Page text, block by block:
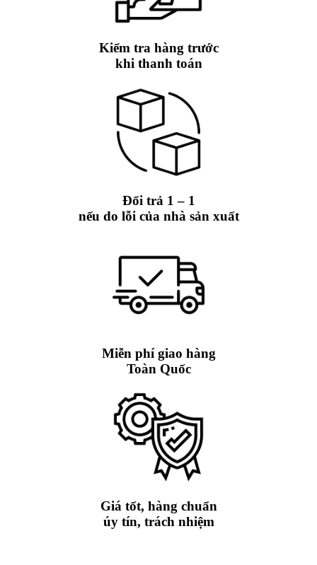
Kiểm tra hàng trước
khi thanh toán
Đổi trả 1 – 1
nếu do lỗi của nhà sản xuất
Miễn phí giao hàng
Toàn Quốc
Giá tốt, hàng chuẩn
úy tín, trách nhiệm